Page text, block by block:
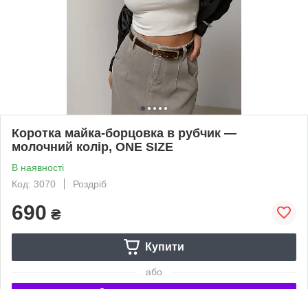
Коротка майка-борцовка в рубчик —
молочний колір, ONE SIZE
В наявності
Код: 3070
Роздріб
690 ₴
Купити
або